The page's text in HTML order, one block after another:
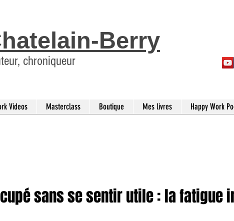
Berry
chroniqueur
Videos Masterclass Boutique Mes livres Happy Work
sans se sentir utile : la fatigue